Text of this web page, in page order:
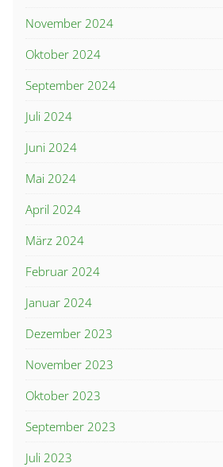
November 2024
Oktober 2024
September 2024
Juli 2024
Juni 2024
Mai 2024
April 2024
März 2024
Februar 2024
Januar 2024
Dezember 2023
November 2023
Oktober 2023
September 2023
Juli 2023